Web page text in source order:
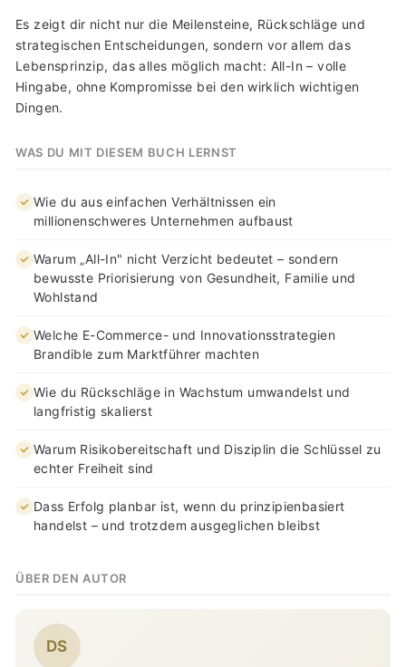
Es zeigt dir nicht nur die Meilensteine, Rückschläge und
strategischen Entscheidungen, sondern vor allem das
Lebensprinzip, das alles möglich macht: All-In – volle
Hingabe, ohne Kompromisse bei den wirklich wichtigen
Dingen.
WAS DU MIT DIESEM BUCH LERNST
Wie du aus einfachen Verhältnissen ein
millionenschweres Unternehmen aufbaust
Warum „All-In" nicht Verzicht bedeutet – sondern
bewusste Priorisierung von Gesundheit, Familie und
Wohlstand
Welche E-Commerce- und Innovationsstrategien
Brandible zum Marktführer machten
Wie du Rückschläge in Wachstum umwandelst und
langfristig skalierst
Warum Risikobereitschaft und Disziplin die Schlüssel zu
echter Freiheit sind
Dass Erfolg planbar ist, wenn du prinzipienbasiert
handelst – und trotzdem ausgeglichen bleibst
ÜBER DEN AUTOR
DS